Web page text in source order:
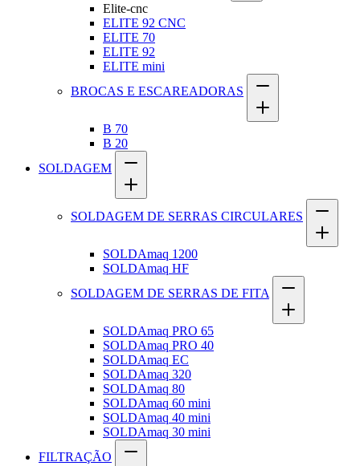
Elite-cnc
ELITE 92 CNC
ELITE 70
ELITE 92
ELITE mini
BROCAS E ESCAREADORAS
B 70
B 20
SOLDAGEM
SOLDAGEM DE SERRAS CIRCULARES
SOLDAmaq 1200
SOLDAmaq HF
SOLDAGEM DE SERRAS DE FITA
SOLDAmaq PRO 65
SOLDAmaq PRO 40
SOLDAmaq EC
SOLDAmaq 320
SOLDAmaq 80
SOLDAmaq 60 mini
SOLDAmaq 40 mini
SOLDAmaq 30 mini
FILTRAÇÃO